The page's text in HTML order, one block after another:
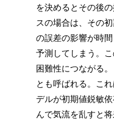
を決めるとその後
スの場合は、その
の誤差の影響が時
予測してしまう。
困難性につながる
とも呼ばれる。こ
デルが初期値鋭敏
んで気流を乱すと